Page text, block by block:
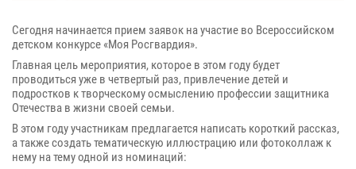
Сегодня начинается прием заявок на участие во Всероссийском
детском конкурсе «Моя Росгвардия».
Главная цель мероприятия, которое в этом году будет
проводиться уже в четвертый раз, привлечение детей и
подростков к творческому осмыслению профессии защитника
Отечества в жизни своей семьи.
В этом году участникам предлагается написать короткий рассказ,
а также создать тематическую иллюстрацию или фотоколлаж к
нему на тему одной из номинаций: